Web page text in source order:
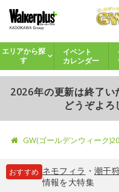
エリアから探
す
イベント
カレンダー
2026年の更新は終了
どうぞよろ
GW(ゴールデンウィーク
おすすめ ネモフィラ ・ 潮干
情報を大特集